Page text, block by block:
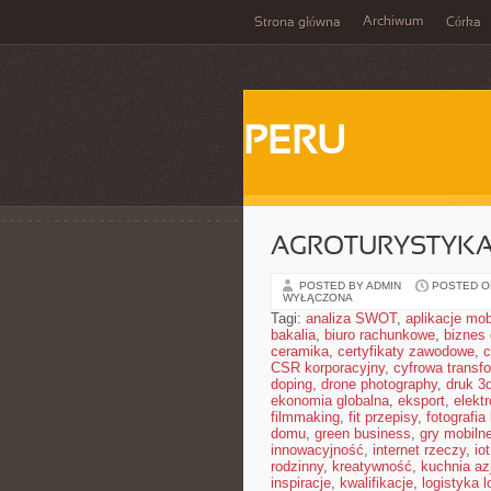
Strona główna Archiwum Córka
PERU
POSTED BY ADMIN POSTED
WYŁĄCZONA
Tagi: analiza SWOT, aplikacje
bakalia, biuro rachunkowe, biznes
ceramika, certyfikaty zawodowe,
CSR korporacyjny, cyfrowa
doping, drone photography, druk 3d
ekonomia globalna, eksport,
filmmaking, fit przepisy, fotografia
domu, green business, gry
innowacyjność, internet rzeczy, iot
rodzinny, kreatywność, kuchnia
inspiracje, kwalifikacje, logistyka